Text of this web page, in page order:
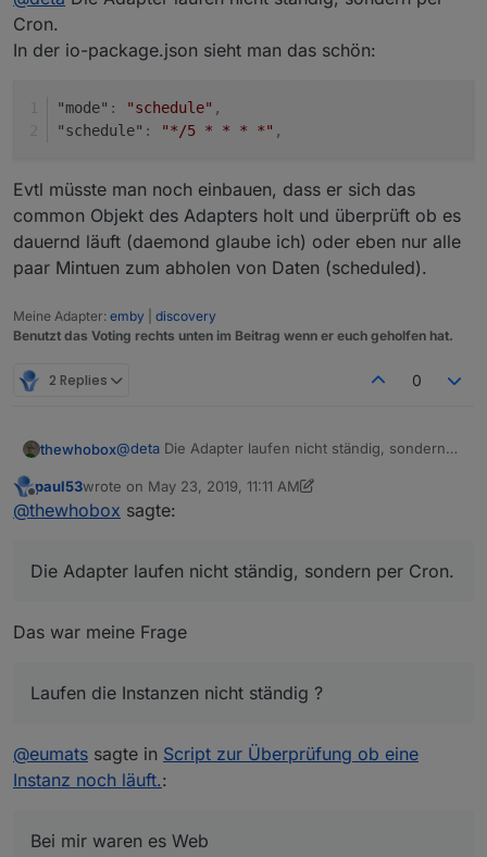
Cron.
In der io-package.json sieht man das schön:
"mode" : "schedule" ,
"schedule" : "*/5 * * * *" ,
Evtl müsste man noch einbauen, dass er sich das
common Objekt des Adapters holt und überprüft ob es
dauernd läuft (daemond glaube ich) oder eben nur alle
paar Mintuen zum abholen von Daten (scheduled).
Meine Adapter: emby
discovery
Benutzt das Voting rechts unten im Beitrag wenn er euch geholfen hat.
2 Replies 0
thewhobox@deta Die Adapter laufen nicht ständig, sondern
In der io-package.json sieht man das schön:
"mode": "schedule",
ob es dauernd läuft (daemond glaube ich) oder
Offline
paul53wrote on May 23, 2019, 11:11 AM
last edited by paul53 May 23, 2019, 1:25 PM
@thewhobox sagte:
Die Adapter laufen nicht ständig, sondern per Cron.
Das war meine Frage
Laufen die Instanzen nicht ständig ?
@eumats sagte in Script zur Überprüfung ob eine
Instanz noch läuft.:
Bei mir waren es Web